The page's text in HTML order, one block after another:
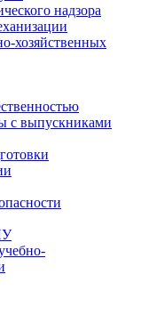
надзора
хозяйственных
с выпускниками